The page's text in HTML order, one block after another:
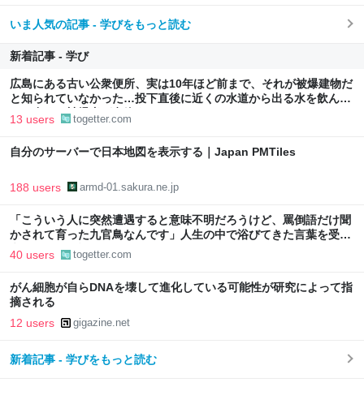
いま人気の記事 - 学びをもっと読む
新着記事 - 学び
広島にある古い公衆便所、実は10年ほど前まで、それが被爆建物だ
と知られていなかった…投下直後に近くの水道から出る水を飲ん
で、多くの被爆者が息絶えた
13 users togetter.com
自分のサーバーで日本地図を表示する｜Japan PMTiles
188 users armd-01.sakura.ne.jp
「こういう人に突然遭遇すると意味不明だろうけど、罵倒語だけ聞
かされて育った九官鳥なんです」人生の中で浴びてきた言葉を受け
継いでしまう話
40 users togetter.com
がん細胞が自らDNAを壊して進化している可能性が研究によって指
摘される
12 users gigazine.net
新着記事 - 学びをもっと読む